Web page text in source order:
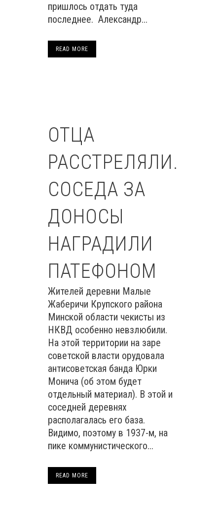
пришлось отдать туда
последнее. Александр...
READ MORE
ОТЦА
РАССТРЕЛЯЛИ.
СОСЕДА ЗА
ДОНОСЫ
НАГРАДИЛИ
ПАТЕФОНОМ
Жителей деревни Малые
Жаберичи Крупского района
Минской области чекисты из
НКВД особенно невзлюбили.
На этой территории на заре
советской власти орудовала
антисоветская банда Юрки
Монича (об этом будет
отдельный материал). В этой и
соседней деревнях
располагалась его база.
Видимо, поэтому в 1937-м, на
пике коммунистического...
READ MORE